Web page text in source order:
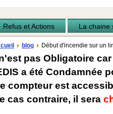
Refus et Actions La chaine
blog Début d'incendie sur un
pas Obligatoire
a été Condamnée
compteur est
cas contraire, il sera